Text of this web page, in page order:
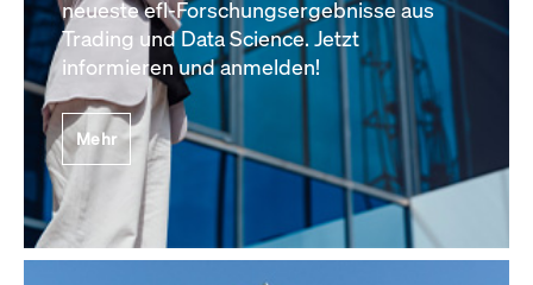
neueste efl-Forschungsergebnisse aus
Trading und Data Science. Jetzt
informieren und anmelden!
Mehr